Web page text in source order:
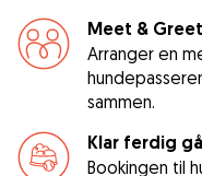
Meet & Greet
Arranger en
sammen.
Klar ferdig
Bookingen til